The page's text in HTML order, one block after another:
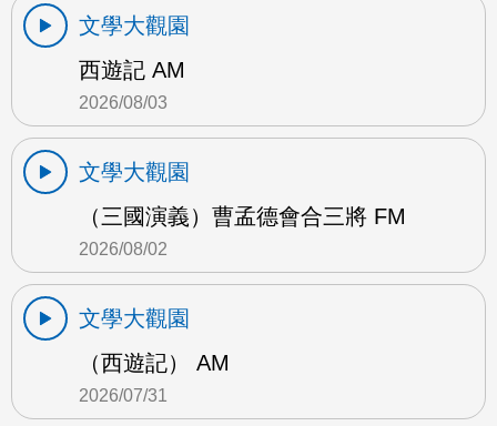
文學大觀園
西遊記 AM
2026/08/03
文學大觀園
（三國演義）曹孟德會合三將 FM
2026/08/02
文學大觀園
（西遊記） AM
2026/07/31